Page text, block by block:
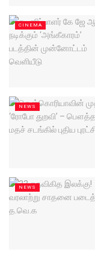
CINEMA
NEWS
NEWS